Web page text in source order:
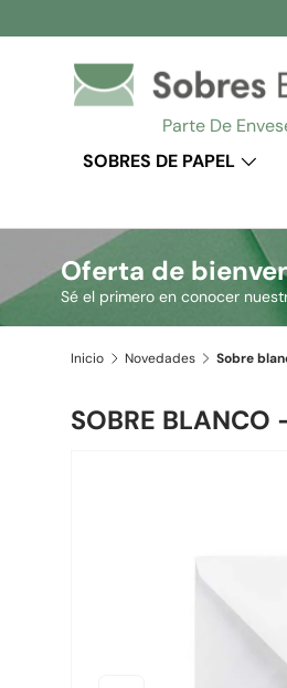
Ir al contenido
Parte De
SOBRES DE PAPEL
Oferta de
Sé el primero en conocer
Inicio Novedades Sobre
SOBRE BLANCO